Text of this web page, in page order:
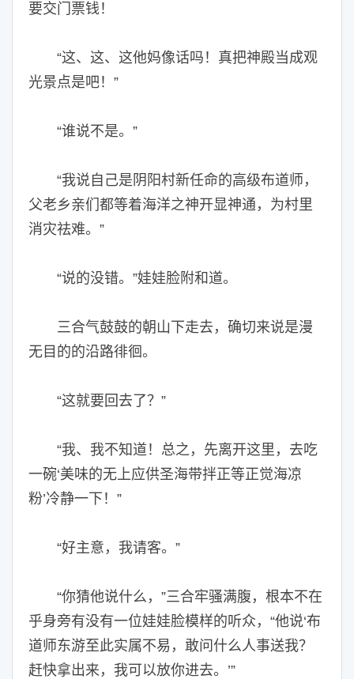
要交门票钱！
“这、这、这他妈像话吗！真把神殿当成观
光景点是吧！”
“谁说不是。”
“我说自己是阴阳村新任命的高级布道师，
父老乡亲们都等着海洋之神开显神通，为村里
消灾祛难。”
“说的没错。”娃娃脸附和道。
三合气鼓鼓的朝山下走去，确切来说是漫
无目的的沿路徘徊。
“这就要回去了？”
“我、我不知道！总之，先离开这里，去吃
一碗‘美味的无上应供圣海带拌正等正觉海凉
粉’冷静一下！”
“好主意，我请客。”
“你猜他说什么，”三合牢骚满腹，根本不在
乎身旁有没有一位娃娃脸模样的听众，“他说‘布
道师东游至此实属不易，敢问什么人事送我？
赶快拿出来，我可以放你进去。’”